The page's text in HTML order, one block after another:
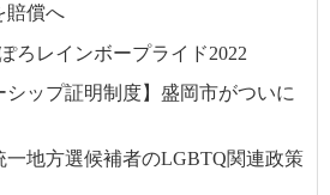
賠償へ
ろレインボープライド2022
シップ証明制度】盛岡市がついに
一地方選候補者のLGBTQ関連政策